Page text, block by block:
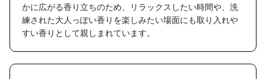
かに広がる香り立ちのため、リラックスしたい時間や、洗
練された大人っぽい香りを楽しみたい場面にも取り入れや
すい香りとして親しまれています。